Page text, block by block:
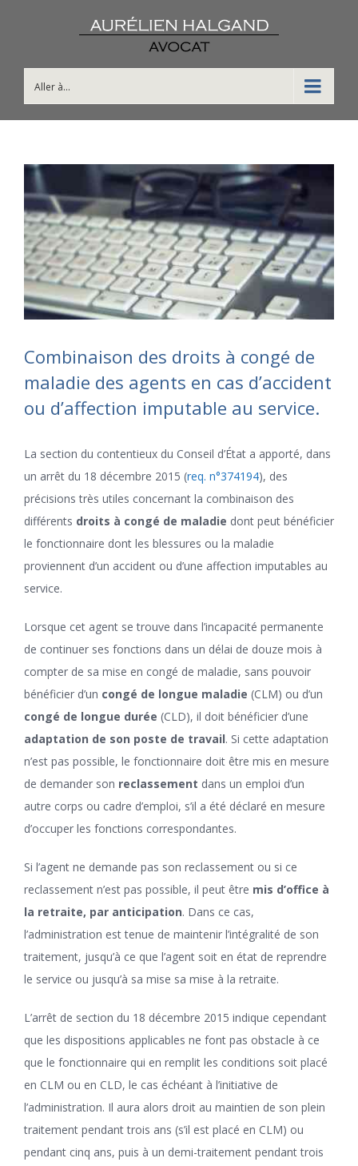
Aller à...
Combinaison des droits à congé de
maladie des agents en cas d’accident
ou d’affection imputable au service.
La section du contentieux du Conseil d’État a apporté, dans
un arrêt du 18 décembre 2015 (req. n°374194), des
précisions très utiles concernant la combinaison des
différents droits à congé de maladie dont peut bénéficier
le fonctionnaire dont les blessures ou la maladie
proviennent d’un accident ou d’une affection imputables au
service.
Lorsque cet agent se trouve dans l’incapacité permanente
de continuer ses fonctions dans un délai de douze mois à
compter de sa mise en congé de maladie, sans pouvoir
bénéficier d’un congé de longue maladie (CLM) ou d’un
congé de longue durée (CLD), il doit bénéficier d’une
adaptation de son poste de travail. Si cette adaptation
n’est pas possible, le fonctionnaire doit être mis en mesure
de demander son reclassement dans un emploi d’un
autre corps ou cadre d’emploi, s’il a été déclaré en mesure
d’occuper les fonctions correspondantes.
Si l’agent ne demande pas son reclassement ou si ce
reclassement n’est pas possible, il peut être mis d’office à
la retraite, par anticipation. Dans ce cas,
l’administration est tenue de maintenir l’intégralité de son
traitement, jusqu’à ce que l’agent soit en état de reprendre
le service ou jusqu’à sa mise sa mise à la retraite.
L’arrêt de section du 18 décembre 2015 indique cependant
que les dispositions applicables ne font pas obstacle à ce
que le fonctionnaire qui en remplit les conditions soit placé
en CLM ou en CLD, le cas échéant à l’initiative de
l’administration. Il aura alors droit au maintien de son plein
traitement pendant trois ans (s’il est placé en CLM) ou
pendant cinq ans, puis à un demi-traitement pendant trois